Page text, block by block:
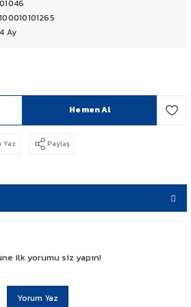
PCX 125-150
CBR 250
CRF 250 RALLY
NX 500
Ay
Hemen Al
Yaz Paylaş
ilk yorumu siz yapın!
Yorum Yaz